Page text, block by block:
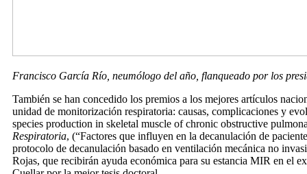
Francisco García Río, neumólogo del año, flanqueado por los
También se han concedido los premios a los mejores artículos
unidad de monitorización respiratoria: causas, complicaciones y
species production in skeletal muscle of chronic obstructive
Respiratoria, (“Factores que influyen en la decanulación de
protocolo de decanulación basado en ventilación mecánica no
Rojas, que recibirán ayuda económica para su estancia MIR en el